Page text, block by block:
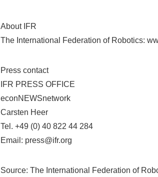
About IFR
The International Federation of Robotics:
Press contact
IFR PRESS OFFICE
econNEWSnetwork
Carsten Heer
Tel. +49 (0) 40 822 44 284
Email: press@ifr.org
Source: The International Federation of